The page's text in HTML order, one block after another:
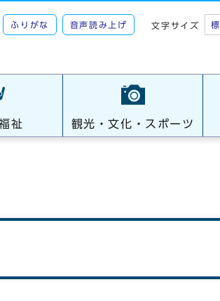
ふりがな 音声読み上げ 文字サイズ
祉 観光・文化・スポーツ